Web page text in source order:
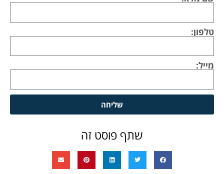
טלפון:
מייל:
שליחה
שתף פוסט זה